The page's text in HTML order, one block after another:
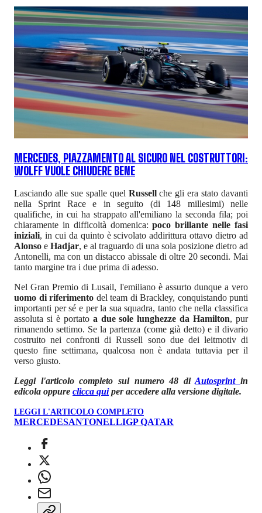
MERCEDES, PIAZZAMENTO AL SICURO NEL COSTRUTTORI:
WOLFF VUOLE CHIUDERE BENE
Lasciando alle sue spalle quel Russellche gli era stato davanti
nella Sprint Race e in seguito (di 148 millesimi) nelle
qualifiche, in cui ha strappato all'emiliano la seconda fila; poi
chiaramente in difficoltà domenica:poco brillante nelle fasi
iniziali, in cui da quinto è scivolato addirittura ottavo dietro ad
Alonso e Hadjar, e al traguardo di una sola posizione dietro ad
Antonelli, ma con un distacco abissale di oltre 20 secondi. Mai
tanto margine tra i due prima di adesso.
Nel Gran Premio di Lusail, l'emiliano è assurto dunque a vero
uomo di riferimento del team di Brackley, conquistando punti
importanti per sé e per la sua squadra, tanto che nella classifica
assoluta si è portato a due sole lunghezze da Hamilton, pur
rimanendo settimo. Se la partenza (come già detto) e il divario
costruito nei confronti di Russell sono due dei leitmotiv di
questo fine settimana, qualcosa non è andata tuttavia per il
verso giusto.
Leggi l'articolo completo sul numero 48 diAutosprint in
edicola oppure clicca quiper accedere alla versione digitale.
LEGGI L'ARTICOLO COMPLETO
MERCEDESANTONELLIGP QATAR